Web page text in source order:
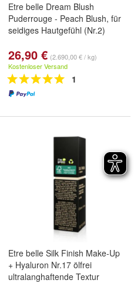
Etre belle Dream Blush
Puderrouge - Peach Blush, für
seidiges Hautgefühl (Nr.2)
26,90 € (2.690,00 € / kg)
Kostenloser Versand
1
Etre belle Silk Finish Make-Up
+ Hyaluron Nr.17 ölfrei
ultralanghaftende Textur